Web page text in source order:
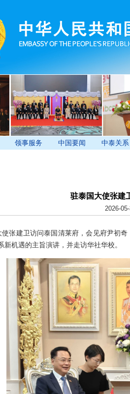
领事服务 中国要闻 中泰关系
驻泰国大使张建
2026-
使张建卫访问泰国清莱府，会见府尹初
机遇的主旨演讲，并走访华社华校。